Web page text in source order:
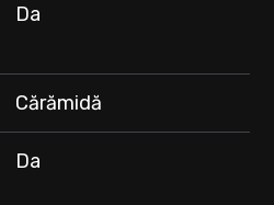
Da
Cărămidă
Da